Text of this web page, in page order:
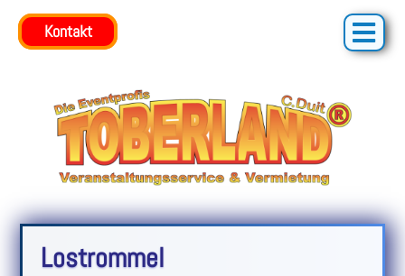
Kontakt
Lostrommel
Kontakt